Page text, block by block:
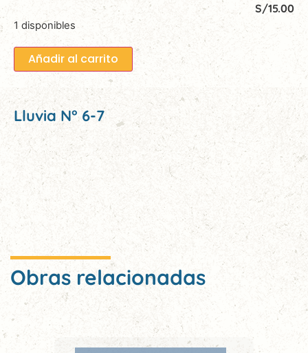
S/15.00
1 disponibles
Añadir al carrito
Lluvia N° 6-7
Obras relacionadas